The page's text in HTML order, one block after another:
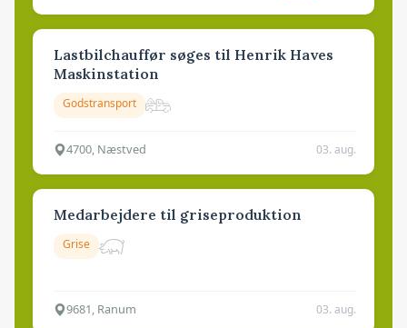
Lastbilchauffør søges til Henrik Haves
Maskinstation
Godstransport
4700, Næstved 03. aug.
Medarbejdere til griseproduktion
Grise
9681, Ranum 03. aug.